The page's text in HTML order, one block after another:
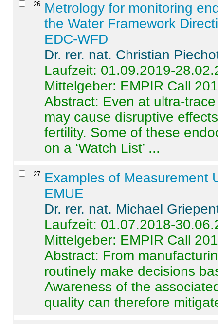
26. Metrology for monitoring
the Water Framework
EDC-WFD
Dr. rer. nat. Christian
Laufzeit: 01.09.2019-
Mittelgeber: EMPIR Call
Abstract: Even at ultra-
may cause disruptive
fertility. Some of these
on a ‘Watch List’ ...
27. Examples of Measurement
EMUE
Dr. rer. nat. Michael
Laufzeit: 01.07.2018-
Mittelgeber: EMPIR Call
Abstract: From
routinely make decisions
Awareness of the
quality can therefore